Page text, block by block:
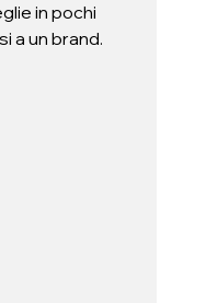
in pochi
a un brand.